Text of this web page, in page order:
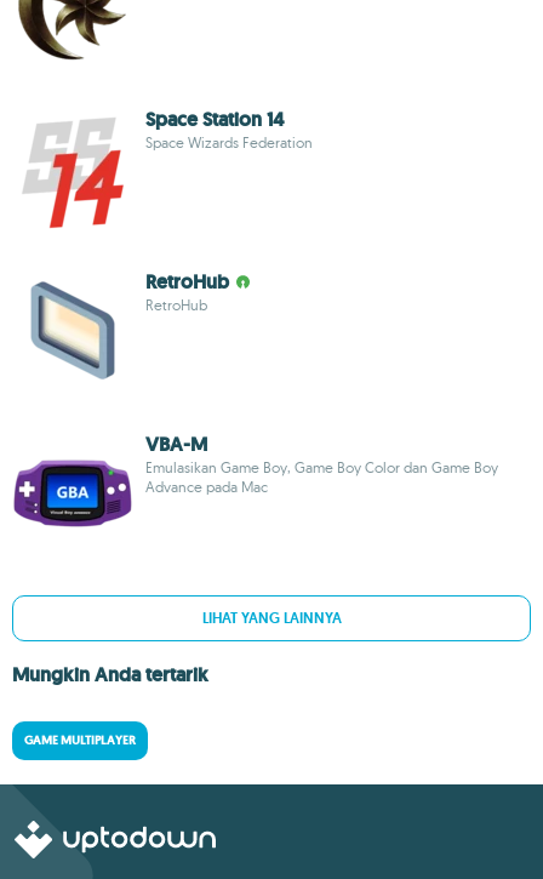
Space Station 14
Space Wizards Federation
RetroHub
RetroHub
VBA-M
Emulasikan Game Boy, Game Boy Color dan Game Boy
Advance pada Mac
LIHAT YANG LAINNYA
Mungkin Anda tertarik
GAME MULTIPLAYER